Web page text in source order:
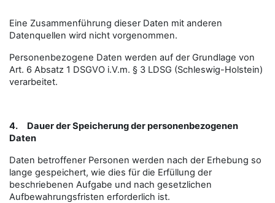
Eine Zusammenführung dieser Daten mit anderen
Datenquellen wird nicht vorgenommen.
Personenbezogene Daten werden auf der Grundlage von
Art. 6 Absatz 1 DSGVO i.V.m. § 3 LDSG (Schleswig-Holstein)
verarbeitet.
4. Dauer der Speicherung der personenbezogenen
Daten
Daten betroffener Personen werden nach der Erhebung so
lange gespeichert, wie dies für die Erfüllung der
beschriebenen Aufgabe und nach gesetzlichen
Aufbewahrungsfristen erforderlich ist.